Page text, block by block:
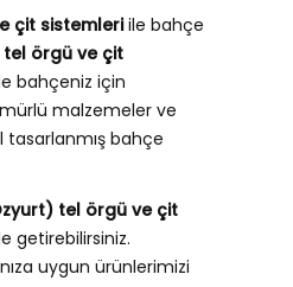
çit sistemleriile bahçe
örgü ve çit
bahçeniz için
malzemeler ve
bahçe
tel örgü ve çit
getirebilirsiniz.
uygun ürünlerimizi